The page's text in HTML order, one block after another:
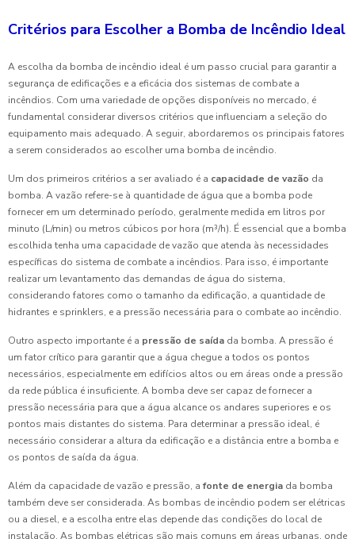
Critérios para Escolher a Bomba de Incêndio Ideal
A escolha da bomba de incêndio ideal é um passo crucial para garantir a
segurança de edificações e a eficácia dos sistemas de combate a
incêndios. Com uma variedade de opções disponíveis no mercado, é
fundamental considerar diversos critérios que influenciam a seleção do
equipamento mais adequado. A seguir, abordaremos os principais fatores
a serem considerados ao escolher uma bomba de incêndio.
Um dos primeiros critérios a ser avaliado é a capacidade de vazão da
bomba. A vazão refere-se à quantidade de água que a bomba pode
fornecer em um determinado período, geralmente medida em litros por
minuto (L/min) ou metros cúbicos por hora (m³/h). É essencial que a bomba
escolhida tenha uma capacidade de vazão que atenda às necessidades
específicas do sistema de combate a incêndios. Para isso, é importante
realizar um levantamento das demandas de água do sistema,
considerando fatores como o tamanho da edificação, a quantidade de
hidrantes e sprinklers, e a pressão necessária para o combate ao incêndio.
Outro aspecto importante é a pressão de saída da bomba. A pressão é
um fator crítico para garantir que a água chegue a todos os pontos
necessários, especialmente em edifícios altos ou em áreas onde a pressão
da rede pública é insuficiente. A bomba deve ser capaz de fornecer a
pressão necessária para que a água alcance os andares superiores e os
pontos mais distantes do sistema. Para determinar a pressão ideal, é
necessário considerar a altura da edificação e a distância entre a bomba e
os pontos de saída da água.
Além da capacidade de vazão e pressão, a fonte de energia da bomba
também deve ser considerada. As bombas de incêndio podem ser elétricas
ou a diesel, e a escolha entre elas depende das condições do local de
instalação. As bombas elétricas são mais comuns em áreas urbanas, onde